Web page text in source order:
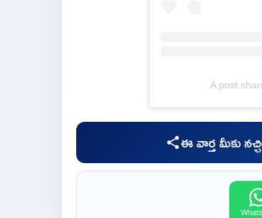
A post
ఈ వార్త మీకు